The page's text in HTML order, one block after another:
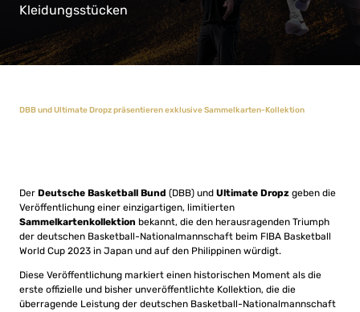
Kleidungsstücken
DBB und Ultimate Dropz präsentieren exklusive Sammelkarten-Kollektion
Der Deutsche Basketball Bund (DBB) und Ultimate Dropz geben die
Veröffentlichung einer einzigartigen, limitierten
Sammelkartenkollektion bekannt, die den herausragenden Triumph
der deutschen Basketball-Nationalmannschaft beim FIBA Basketball
World Cup 2023 in Japan und auf den Philippinen würdigt.
Diese Veröffentlichung markiert einen historischen Moment als die
erste offizielle und bisher unveröffentlichte Kollektion, die die
überragende Leistung der deutschen Basketball-Nationalmannschaft